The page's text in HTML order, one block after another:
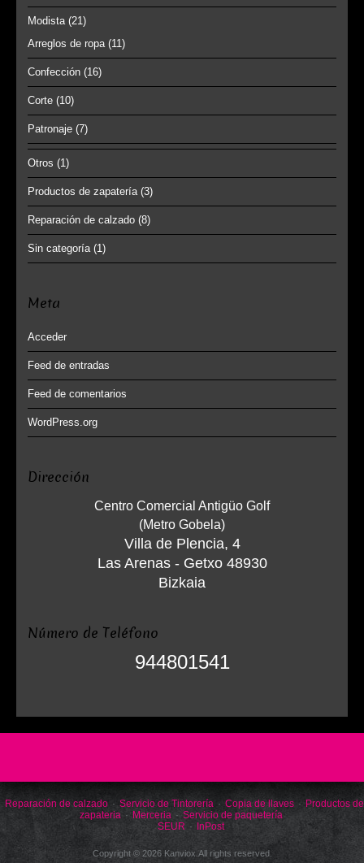
Modista(21)
Arreglos de ropa(11)
Confección (16)
Corte (10)
Patronaje (7)
Otros (1)
Productos de zapatería(3)
Reparación de calzado (8)
Sin categoría(1)
Meta
Acceder
Feed de entradas
Feed de comentarios
WordPress.org
Dirección
Centro Comercial Antigüo Golf
(Metro Gobela)
Villa de Plencia, 4
Las Arenas - Getxo 48930
Bizkaia
Número de Teléfono
944801541
Reparación de calzado Servicio de Tintorería Copia de llaves
Productos de
zapateria
Merceria
Servicio de paquetería
SEUR
InPost
Copyright © 2026 Kanviox.All rights reserved.